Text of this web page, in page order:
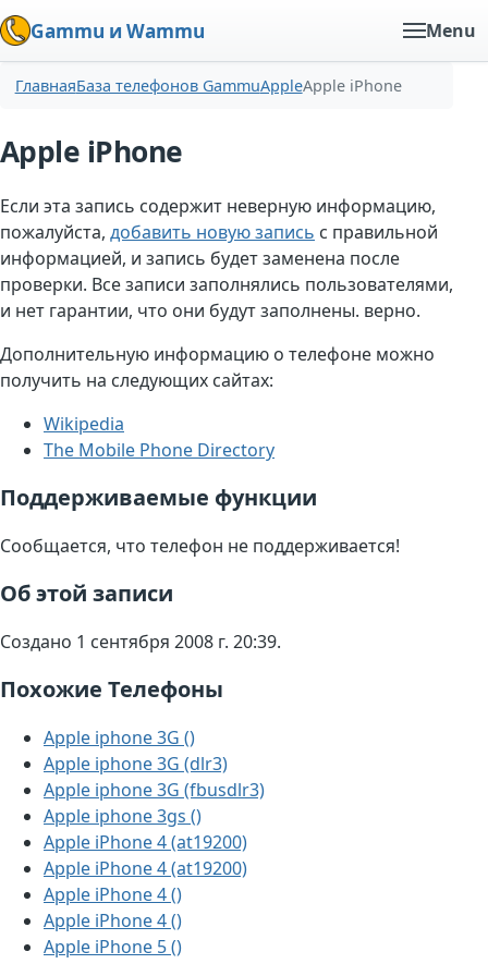
Gammu и Wammu Menu
ГлавнаяБаза телефонов GammuAppleApple iPhone
Apple iPhone
Если эта запись содержит неверную информацию,
пожалуйста, добавить новую запись с правильной
информацией, и запись будет заменена после
проверки. Все записи заполнялись пользователями,
и нет гарантии, что они будут заполнены. верно.
Дополнительную информацию о телефоне можно
получить на следующих сайтах:
Wikipedia
The Mobile Phone Directory
Поддерживаемые функции
Сообщается, что телефон не поддерживается!
Об этой записи
Создано 1 сентября 2008 г. 20:39.
Похожие Телефоны
Apple iphone 3G ()
Apple iphone 3G (dlr3)
Apple iphone 3G (fbusdlr3)
Apple iphone 3gs ()
Apple iPhone 4 (at19200)
Apple iPhone 4 (at19200)
Apple iPhone 4 ()
Apple iPhone 4 ()
Apple iPhone 5 ()